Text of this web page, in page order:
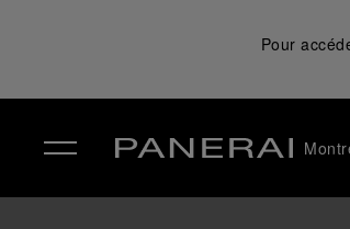
Pour